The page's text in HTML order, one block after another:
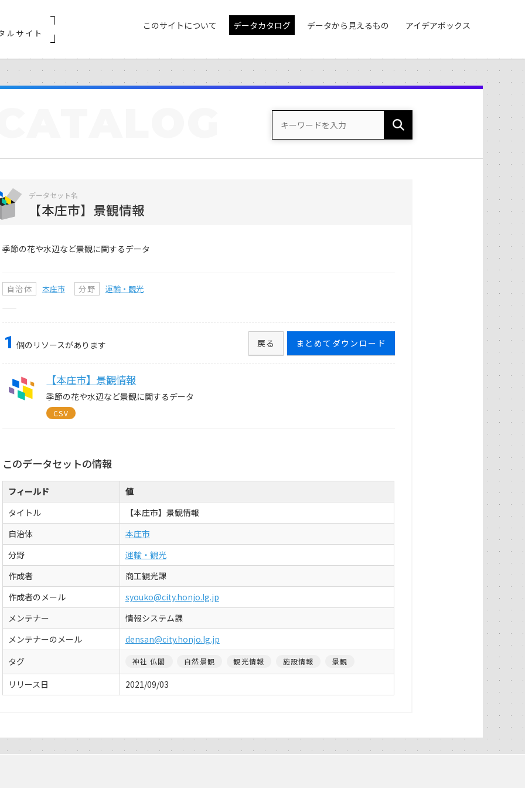
ルサイト
このサイトについて データカタログ データから見えるもの アイデアボックス
データセット名
【本庄市】景観情報
季節の花や水辺など景観に関するデータ
自治体 本庄市 分野 運輸・観光
1 個のリソースがあります まとめてダウンロード
戻る
【本庄市】景観情報
季節の花や水辺など景観に関するデータ
CSV
このデータセットの情報
フィールド
値
タイトル
【本庄市】景観情報
自治体
本庄市
分野
運輸・観光
作成者
商工観光課
作成者のメール
syouko@city.honjo.lg.jp
メンテナー
情報システム課
メンテナーのメール
densan@city.honjo.lg.jp
タグ
神社 仏閣 自然景観 観光情報 施設情報 景観
リリース日 2021/09/03